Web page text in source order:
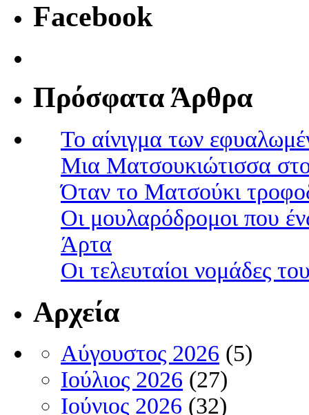
Facebook
Πρόσφατα Άρθρα
Το αίνιγμα των
Μια Ματσουκιώτισσα
Όταν το Ματσούκι
Οι μουλαρόδρομοι που
Άρτα
Οι τελευταίοι νομάδες
Αρχεία
Αύγουστος 2026 (5)
Ιούλιος 2026 (27)
Ιούνιος 2026 (32)